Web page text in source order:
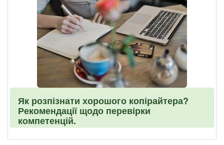
Як розпізнати хорошого копірайтера?
Рекомендації щодо перевірки
компетенцій.